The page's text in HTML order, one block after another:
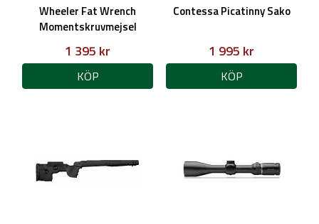
Wheeler Fat Wrench
Momentskruvmejsel
1 395 kr
KÖP
Contessa Picatinny Sako
1 995 kr
KÖP